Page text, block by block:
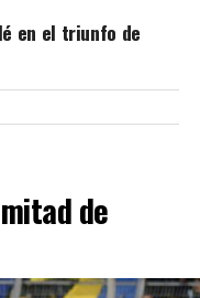
en el triunfo de
de